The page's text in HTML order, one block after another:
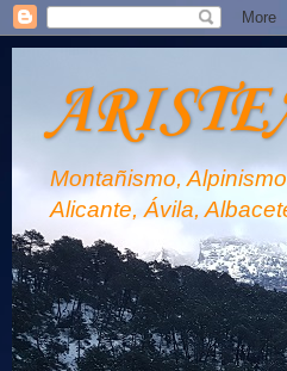
Montañismo,
Alicante, Ávila,